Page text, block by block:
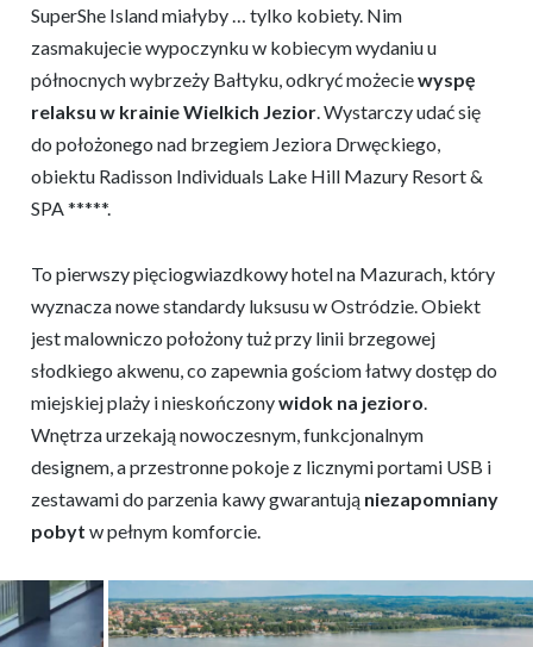
SuperShe Island miałyby … tylko kobiety. Nim
zasmakujecie wypoczynku w kobiecym wydaniu u
północnych wybrzeży Bałtyku, odkryć możeciewyspę
relaksu w krainie Wielkich Jezior. Wystarczy udać się
do położonego nad brzegiem Jeziora Drwęckiego,
obiektu Radisson Individuals Lake Hill Mazury Resort &
SPA *****.
To pierwszy pięciogwiazdkowy hotel na Mazurach, który
wyznacza nowe standardy luksusu w Ostródzie. Obiekt
jest malowniczo położony tuż przy linii brzegowej
słodkiego akwenu, co zapewnia gościom łatwy dostęp do
miejskiej plaży i nieskończonywidok na jezioro.
Wnętrza urzekają nowoczesnym, funkcjonalnym
designem, a przestronne pokoje z licznymi portami USB i
zestawami do parzenia kawy gwarantują niezapomniany
pobyt w pełnym komforcie.